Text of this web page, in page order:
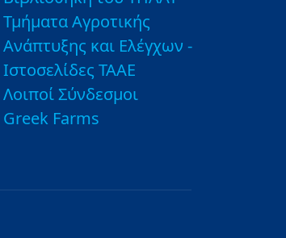
Τμήματα Αγροτικής
Ανάπτυξης και Ελέγχων -
Ιστοσελίδες ΤΑΑΕ
Λοιποί Σύνδεσμοι
Greek Farms